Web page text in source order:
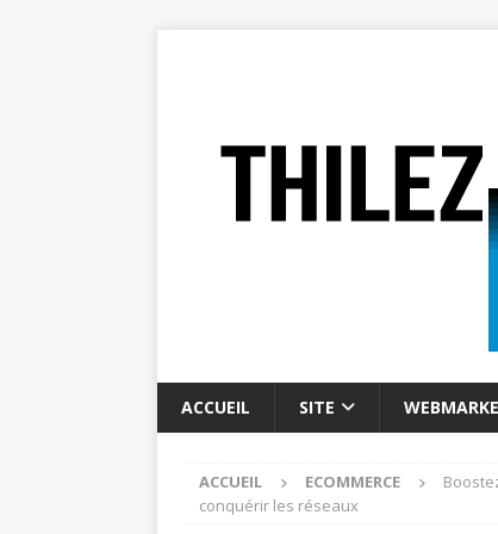
ACCUEIL SITE
ACCUEIL ECOMMERCE
conquérir les réseaux